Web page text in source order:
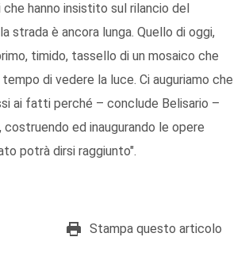
hanno insistito sul rilancio del
strada è ancora lunga. Quello di oggi,
timido, tassello di un mosaico che
di vedere la luce. Ci auguriamo che
ai fatti perché – conclude Belisario –
ed inaugurando le opere
potrà dirsi raggiunto".
Stampa questo articolo